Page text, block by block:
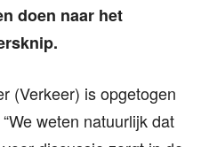
doen naar het
(Verkeer) is opgetogen
weten natuurlijk dat